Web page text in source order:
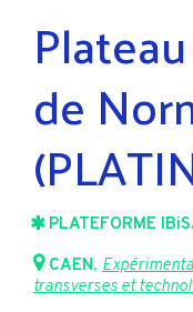
de
PLATEFORME
CAEN,
transverses et